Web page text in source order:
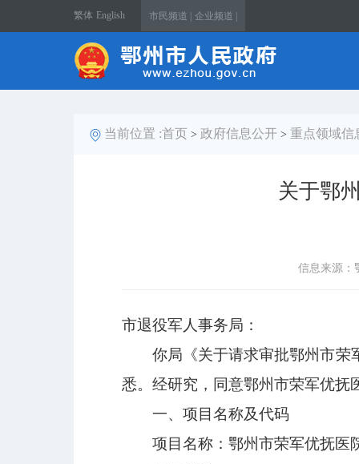
繁体 English 市民频道 | 企业频道 |
当前位置 :首页 > 政府信息公开 > 重点领域信
关于鄂
信息来源：
市退役军人事务局：
你局《关于请求审批鄂州市荣
悉。经研究，同意鄂州市荣军优抚
一、项目名称及代码
项目名称：鄂州市荣军优抚医